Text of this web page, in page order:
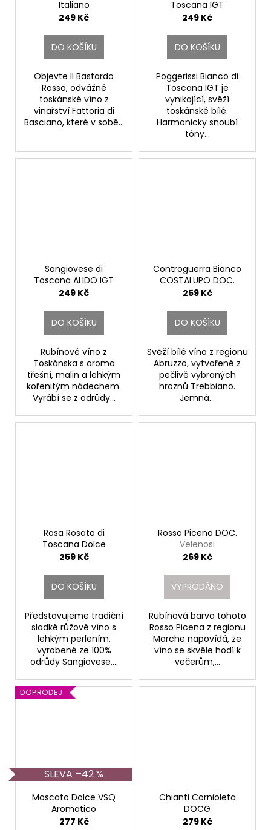
Italiano
Fattoria di Basciano
249 Kč
DO KOŠÍKU
Objevte Il Bastardo
Rosso, odvážné
toskánské víno z
vinařství Fattoria di
Basciano, které v sobě...
Toscana IGT
Fattoria di Basciano
249 Kč
DO KOŠÍKU
Poggerissi Bianco di
Toscana IGT je
vynikající, svěží
toskánské bílé.
Harmonicky snoubí
tóny...
Sangiovese di
Toscana ALIDO IGT
Fattoria di Basciano
249 Kč
DO KOŠÍKU
Rubínové víno z
Toskánska s aroma
třešní, malin a lehkým
kořenitým nádechem.
Vyrábí se z odrůdy...
Controguerra Bianco
COSTALUPO DOC.
Illuminati Vini
259 Kč
DO KOŠÍKU
Svěží bílé víno z regionu
Abruzzo, vytvořené z
pečlivě vybraných
hroznů Trebbiano.
Jemná...
Rosa Rosato di
Toscana Dolce
Fattoria di Basciano
259 Kč
DO KOŠÍKU
Představujeme tradiční
sladké růžové víno s
lehkým perlením,
vyrobené ze 100%
odrůdy Sangiovese,...
Rosso Piceno DOC.
Velenosi
269 Kč
VYPRODÁNO
Rubínová barva tohoto
Rosso Picena z regionu
Marche napovídá, že
víno se skvěle hodí k
večerům,...
DOPRODEJ
–42 %
Moscato Dolce VSQ
Aromatico
Velenosi
277 Kč
Chianti Cornioleta
DOCG
Fattoria di Basciano
279 Kč